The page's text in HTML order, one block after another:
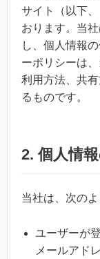
サイト（以下
おります。当
し、個人情報
ーポリシーは
利用方法、共
るものです。
2. 個人情
当社は、次の
ユーザーが
メールアド